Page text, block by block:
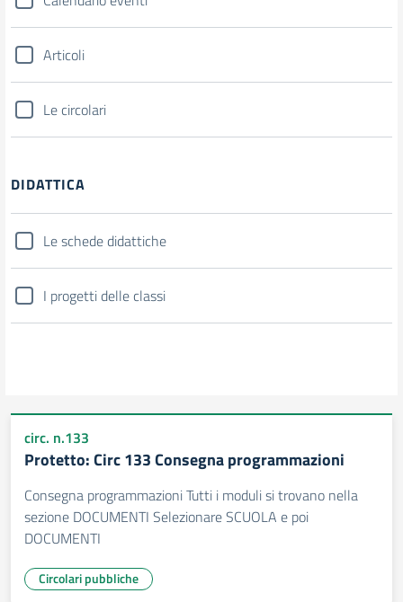
Articoli
Le circolari
DIDATTICA
Le schede didattiche
I progetti delle classi
circ. n.133
Protetto: Circ 133 Consegna programmazioni
Consegna programmazioni Tutti i moduli si trovano nella
sezione DOCUMENTI Selezionare SCUOLA e poi
DOCUMENTI
Circolari pubbliche